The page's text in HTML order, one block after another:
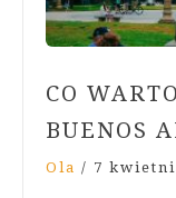
CO
BUENOS
Ola / 7